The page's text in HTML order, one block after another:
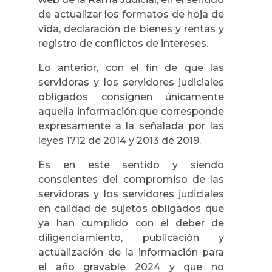
de actualizar los formatos de hoja de
vida, declaración de bienes y rentas y
registro de conflictos de intereses.
Lo anterior, con el fin de que las
servidoras y los servidores judiciales
obligados consignen únicamente
aquella información que corresponde
expresamente a la señalada por las
leyes 1712 de 2014 y 2013 de 2019.
Es en este sentido y siendo
conscientes del compromiso de las
servidoras y los servidores judiciales
en calidad de sujetos obligados que
ya han cumplido con el deber de
diligenciamiento, publicación y
actualización de la información para
el año gravable 2024 y que no